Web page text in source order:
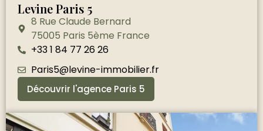
Levine Paris 5
8 Rue Claude Bernard
75005 Paris 5ème France
+33 1 84 77 26 26
Paris5@levine-immobilier.fr
Découvrir l'agence Paris 5